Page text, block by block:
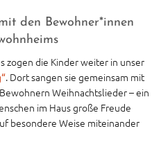
den Bewohner*innen
zogen die Kinder weiter in unser
. Dort sangen sie gemeinsam mit
Weihnachtslieder – ein
im Haus große Freude
besondere Weise miteinander